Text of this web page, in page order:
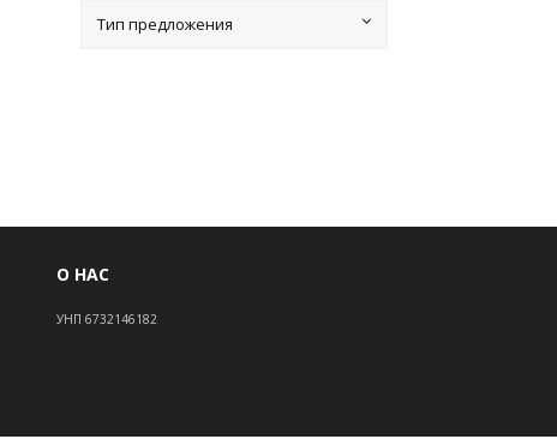
Тип предложения
О НАС
УНП 6732146182